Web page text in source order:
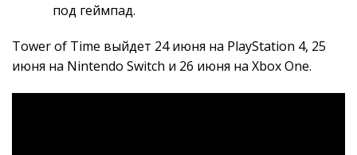
под геймпад.
Tower of Time выйдет 24 июня на PlayStation 4, 25
июня на Nintendo Switch и 26 июня на Xbox One.